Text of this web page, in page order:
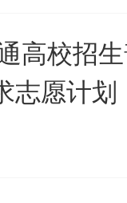
高校招
志愿计划